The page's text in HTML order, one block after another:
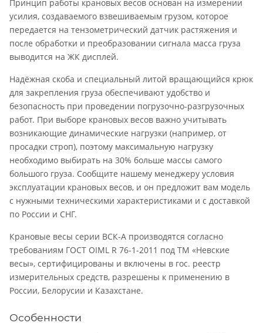
Принцип работы крановых весов основан на измерении
усилия, создаваемого взвешиваемым грузом, которое
передается на тензометрический датчик растяжения и
после обработки и преобразовании сигнала масса груза
выводится на ЖК дисплей.
Надёжная скоба и специальный литой вращающийся крюк
для закрепления груза обеспечивают удобство и
безопасность при проведении погрузочно-разгрузочных
работ. При выборе крановых весов важно учитывать
возникающие динамические нагрузки (например, от
просадки строп), поэтому максимальную нагрузку
необходимо выбирать на 30% больше массы самого
большого груза. Сообщите нашему менеджеру условия
эксплуатации крановых весов, и он предложит вам модель
с нужными техническими характеристиками и с доставкой
по России и СНГ.
Крановые весы серии ВСК-А производятся согласно
требованиям ГОСТ OIML R 76-1-2011 под ТМ «Невские
весы», сертифицированы и включены в гос. реестр
измерительных средств, разрешены к применению в
России, Белорусии и Казахстане.
Особенности